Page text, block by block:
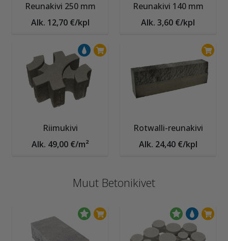
Reunakivi 250 mm
Alk. 12,70 €/kpl
Reunakivi 140 mm
Alk. 3,60 €/kpl
Riimukivi
Alk. 49,00 €/m²
Rotwalli-reunakivi
Alk. 24,40 €/kpl
Muut Betonikivet